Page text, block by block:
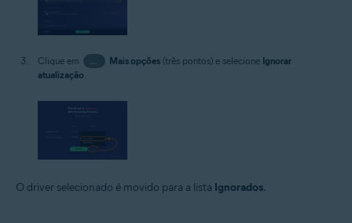
Clique em Mais opções(três pontos) e selecione Ignorar
atualização
O driver selecionado é movido para a lista Ignorados.